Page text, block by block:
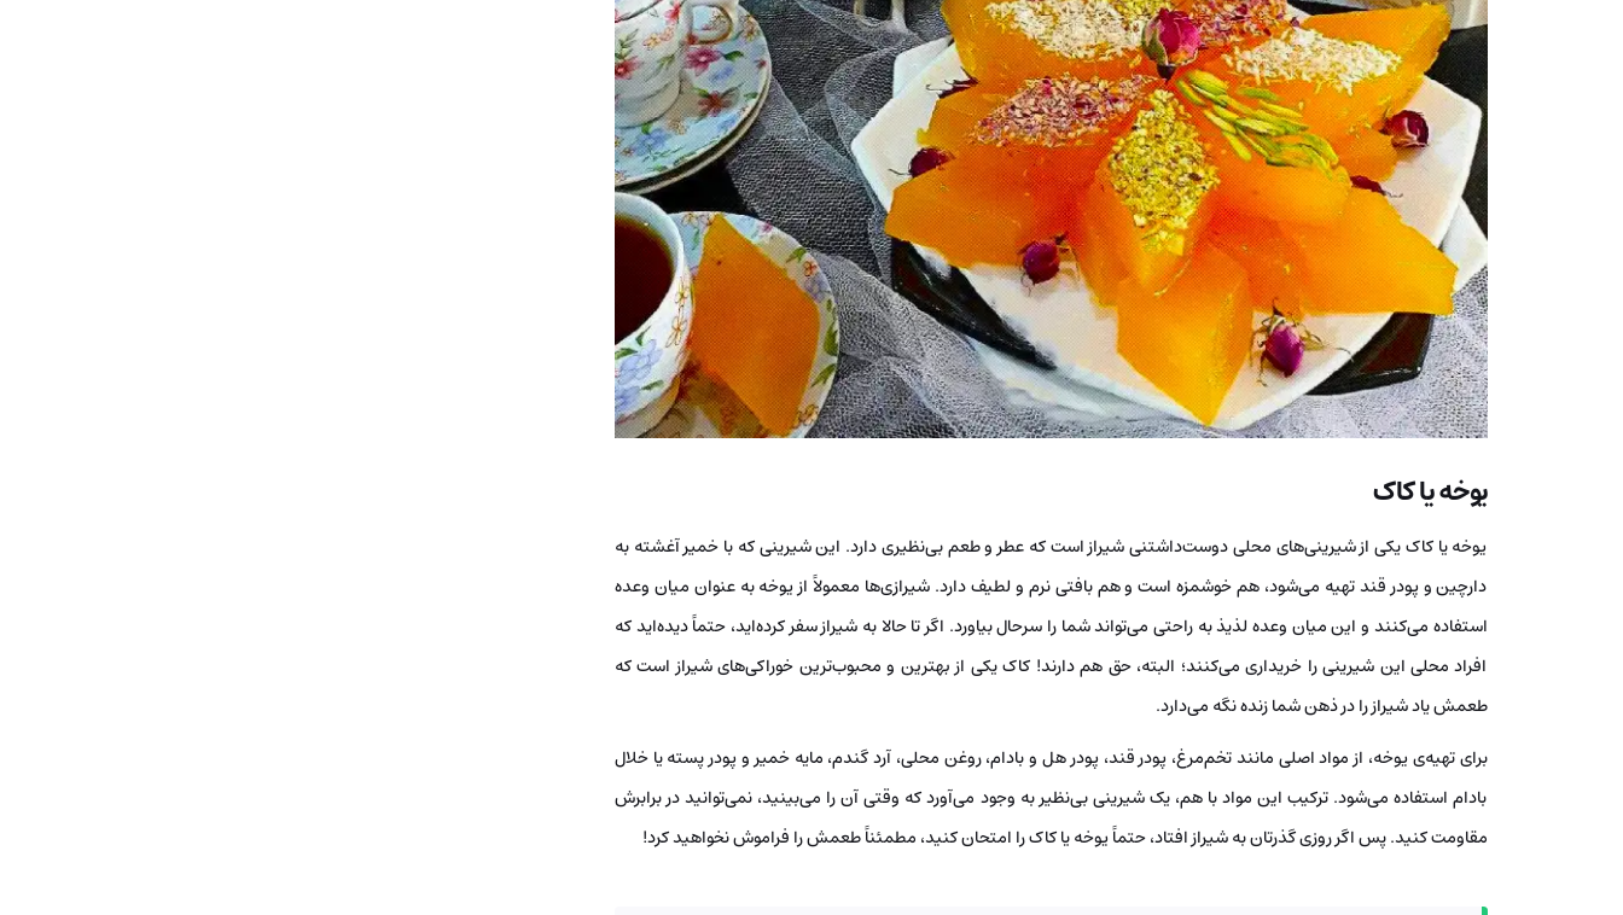
یوخه یا کاک
یوخه یا کاک یکی از شیرینی‌های محلی دوست‌داشتنی شیراز است که عطر و طعم بی‌نظیری دارد. این شیرینی که با خمیر آغشته به
دارچین و پودر قند تهیه می‌شود، هم خوشمزه‌ است و هم بافتی نرم و لطیف دارد. شیرازی‌ها معمولاً از یوخه به عنوان میان وعده‌
استفاده می‌کنند و این میان وعده‌ لذیذ به راحتی می‌تواند شما را سرحال بیاورد. اگر تا حالا به شیراز سفر کرده‌اید، حتماً دیده‌اید که
افراد محلی این شیرینی را خریداری می‌کنند؛ البته، حق هم دارند! کاک یکی از بهترین و محبوب‌ترین خوراکی‌های شیراز است که
طعمش یاد شیراز را در ذهن شما زنده نگه می‌دارد.
برای تهیه‌ی یوخه، از مواد اصلی مانند تخم‌مرغ، پودر قند، پودر هل و بادام، روغن محلی، آرد گندم، مایه خمیر و پودر پسته یا خلال
بادام استفاده می‌شود. ترکیب این مواد با هم، یک شیرینی بی‌نظیر به وجود می‌آورد که وقتی آن را می‌بینید، نمی‌توانید در برابرش
مقاومت کنید. پس اگر روزی گذرتان به شیراز افتاد، حتماً یوخه یا کاک را امتحان کنید، مطمئناً طعمش را فراموش نخواهید کرد!